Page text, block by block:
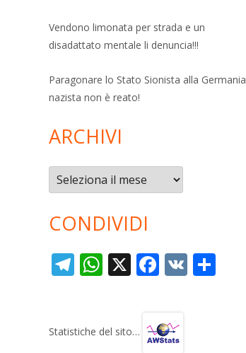
Vendono limonata per strada e un
disadattato mentale li denuncia!!!
Paragonare lo Stato Sionista alla Germania
nazista non è reato!
ARCHIVI
Archivi
CONDIVIDI
T
gr
W
s
X F
b
V
Statistiche del sito…